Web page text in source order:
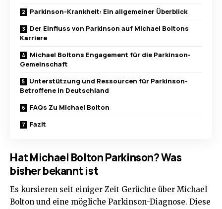
Parkinson-Krankheit: Ein allgemeiner Überblick
Der Einfluss von Parkinson auf Michael Boltons
Karriere
Michael Boltons Engagement für die Parkinson-
Gemeinschaft
Unterstützung und Ressourcen für Parkinson-
Betroffene in Deutschland
FAQs Zu Michael Bolton
Fazit
Hat Michael Bolton Parkinson? Was
bisher bekannt ist
Es kursieren seit einiger Zeit Gerüchte über Michael
Bolton und eine mögliche Parkinson-Diagnose. Diese